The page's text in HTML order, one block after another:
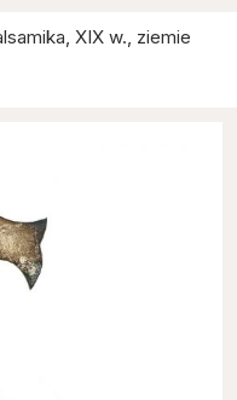
XIX w., ziemie